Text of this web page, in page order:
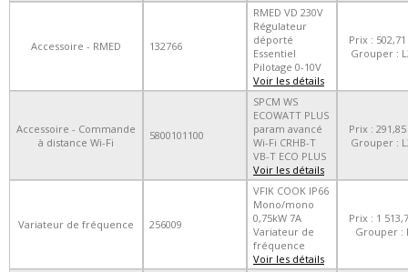
Accessoire - RMED 132766
RMED VD 230V
Régulateur
déporté
Essentiel
Pilotage 0-10V
Voir les détails
Prix :
Grouper :
Accessoire - Commande
à distance Wi-Fi
5800101100
SPCM WS
ECOWATT PLUS
param avancé
Wi-Fi CRHB-T
VB-T ECO PLUS
Voir les détails
Prix :
Grouper :
Variateur de fréquence 256009
VFIK COOK IP66
Mono/mono
0,75kW 7A
Variateur de
fréquence
Voir les détails
Prix : 1
Grouper :